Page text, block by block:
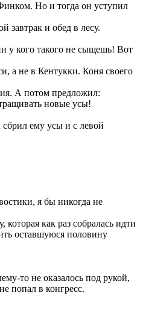
Но и тогда он уступил
завтрак и обед в лесу.
у кого такого не сыщешь! Вот
а не в Кентукки. Коня своего
А потом предложил:
новые усы!
сбрил ему усы и с левой
я бы никогда не
как раз собралась идти
оставшуюся половину
то не оказалось под рукой,
попал в конгресс.